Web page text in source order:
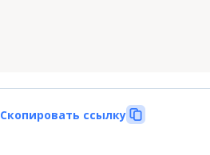
Скопировать ссылку